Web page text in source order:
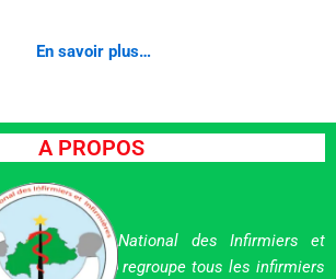
En savoir plus…
A PROPOS
l’ Ordre National des Infirmiers et
abrégé ONII-BF regroupe tous les infirmiers